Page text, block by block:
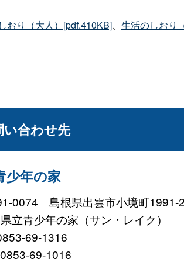
おり（大人）[pdf.410KB]、 生活のしおり
い合わせ先
少年の家
0074 島根県出雲市小境町1991-2
立青少年の家（サン・レイク）
69-1316
69-1016